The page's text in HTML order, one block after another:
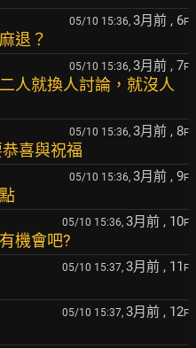
05/10 15:36, 3月前 , 6F
退？
05/10 15:36, 3月前 , 7F
人就換人討論，就沒人
05/10 15:36, 3月前 , 8F
喜與祝福
05/10 15:36, 3月前 , 9F
05/10 15:36, 3月前 , 10F
機會吧?
05/10 15:37, 3月前 , 11 F
05/10 15:37, 3月前 , 12F